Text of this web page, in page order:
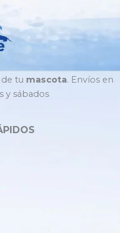
tu mascota. Envíos en
y sábados